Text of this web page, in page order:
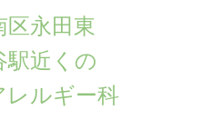
区永田東
駅近くの
レルギー科